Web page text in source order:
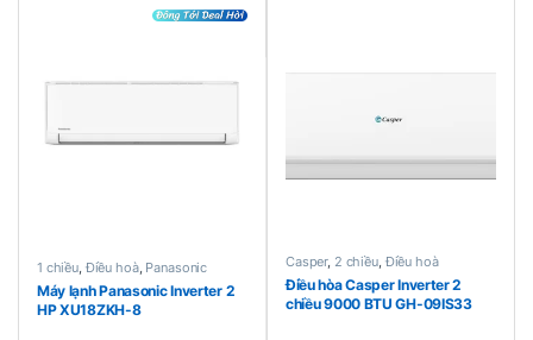
1 chiều, Điều hoà, Panasonic
Máy lạnh Panasonic Inverter 2
HP XU18ZKH-8
Casper, 2 chiều, Điều hoà
Điều hòa Casper Inverter 2
chiều 9000 BTU GH-09IS33